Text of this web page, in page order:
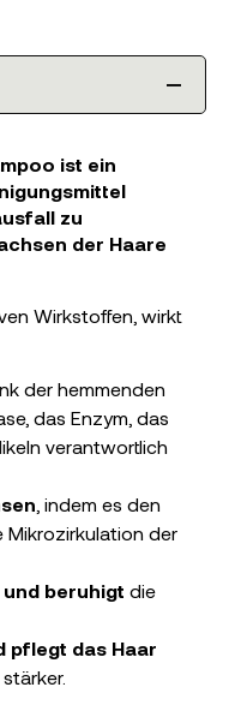
ist ein
zu
der Haare
Wirkstoffen, wirkt
der hemmenden
das Enzym, das
verantwortlich
, indem es den
Mikrozirkulation der
beruhigt die
pflegt das Haar